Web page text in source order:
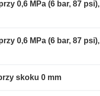
0,6 MPa (6 bar, 87 psi),
0,6 MPa (6 bar, 87 psi),
skoku 0 mm